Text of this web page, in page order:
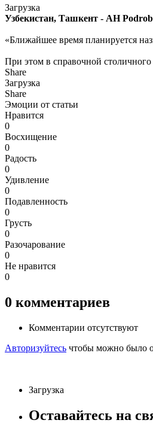
Загрузка
Узбекистан, Ташкент - АН
«Ближайшее время планируется
При этом в справочной
Share
Загрузка
Share
Эмоции от статьи
Нравится
0
Восхищение
0
Радость
0
Удивление
0
Подавленность
0
Грусть
0
Разочарование
0
Не нравится
0
0 комментариев
Комментарии отсутствуют
Авторизуйтесь чтобы можно было
Загрузка
Оставайтесь на